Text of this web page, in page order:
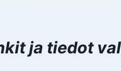
ja tiedot